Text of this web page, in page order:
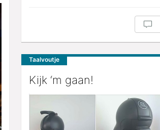
Taalvoutje
Kijk ‘m gaan!